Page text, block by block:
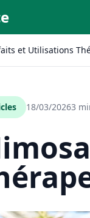
et Utilisations
18/03/20263